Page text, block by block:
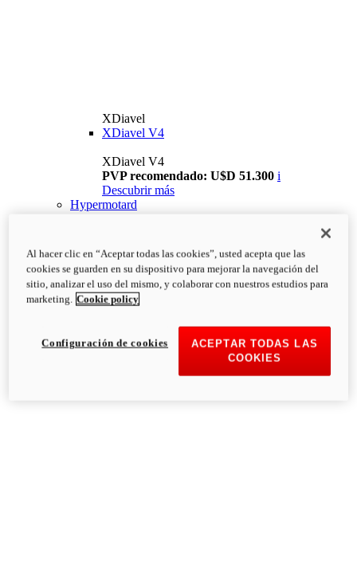
XDiavel
XDiavel V4
XDiavel V4
PVP recomendado: U$D 51.300 i
Descubrir más
Hypermotard
Al hacer clic en “Aceptar todas las cookies”, usted acepta que las
cookies se guarden en su dispositivo para mejorar la navegación del
sitio, analizar el uso del mismo, y colaborar con nuestros estudios para
marketing. Cookie policy
ACEPTAR TODAS LAS
COOKIES
Configuración de cookies